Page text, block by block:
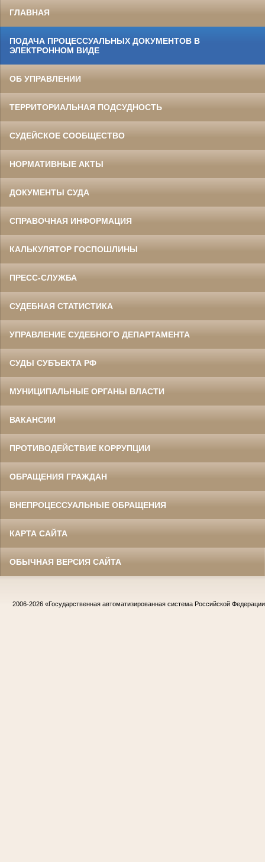
ГЛАВНАЯ
ПОДАЧА ПРОЦЕССУАЛЬНЫХ ДОКУМЕНТОВ В
ЭЛЕКТРОННОМ ВИДЕ
ОБ УПРАВЛЕНИИ
ТЕРРИТОРИАЛЬНАЯ ПОДСУДНОСТЬ
СУДЕЙСКОЕ СООБЩЕСТВО
НОРМАТИВНЫЕ АКТЫ
ДОКУМЕНТЫ СУДА
СПРАВОЧНАЯ ИНФОРМАЦИЯ
КАЛЬКУЛЯТОР ГОСПОШЛИНЫ
ПРЕСС-СЛУЖБА
СУДЕБНАЯ СТАТИСТИКА
УПРАВЛЕНИЕ СУДЕБНОГО ДЕПАРТАМЕНТА
СУДЫ СУБЪЕКТА РФ
МУНИЦИПАЛЬНЫЕ ОРГАНЫ ВЛАСТИ
ВАКАНСИИ
ПРОТИВОДЕЙСТВИЕ КОРРУПЦИИ
ОБРАЩЕНИЯ ГРАЖДАН
ВНЕПРОЦЕССУАЛЬНЫЕ ОБРАЩЕНИЯ
КАРТА САЙТА
ОБЫЧНАЯ ВЕРСИЯ САЙТА
2006-2026 «Государственная автоматизированная система Российской